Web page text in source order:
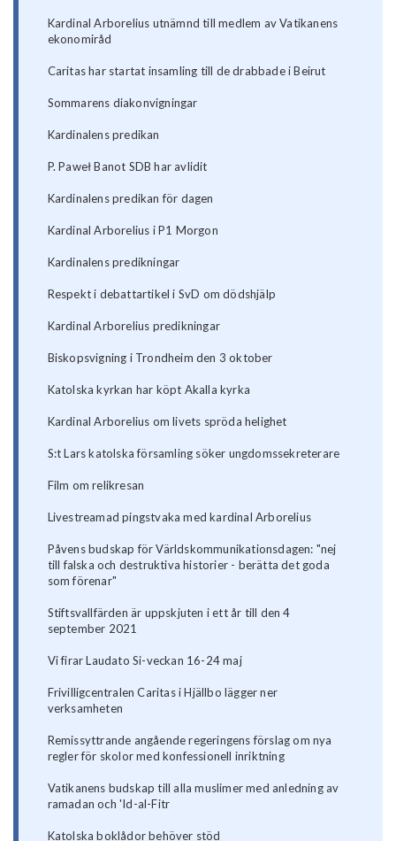
Kardinal Arborelius utnämnd till medlem av Vatikanens
ekonomiråd
Caritas har startat insamling till de drabbade i Beirut
Sommarens diakonvigningar
Kardinalens predikan
P. Paweł Banot SDB har avlidit
Kardinalens predikan för dagen
Kardinal Arborelius i P1 Morgon
Kardinalens predikningar
Respekt i debattartikel i SvD om dödshjälp
Kardinal Arborelius predikningar
Biskopsvigning i Trondheim den 3 oktober
Katolska kyrkan har köpt Akalla kyrka
Kardinal Arborelius om livets spröda helighet
S:t Lars katolska församling söker ungdomssekreterare
Film om relikresan
Livestreamad pingstvaka med kardinal Arborelius
Påvens budskap för Världskommunikationsdagen: "nej
till falska och destruktiva historier - berätta det goda
som förenar"
Stiftsvallfärden är uppskjuten i ett år till den 4
september 2021
Vi firar Laudato Si-veckan 16-24 maj
Frivilligcentralen Caritas i Hjällbo lägger ner
verksamheten
Remissyttrande angående regeringens förslag om nya
regler för skolor med konfessionell inriktning
Vatikanens budskap till alla muslimer med anledning av
ramadan och 'Id-al-Fitr
Katolska boklådor behöver stöd